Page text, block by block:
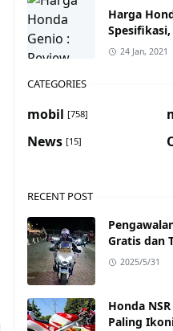
Harga
Spesifikasi,
24 Jan, 2021
CATEGORIES
mobil [758]
News [15]
RECENT POST
Gratis dan
2025/5/31
Honda
Paling